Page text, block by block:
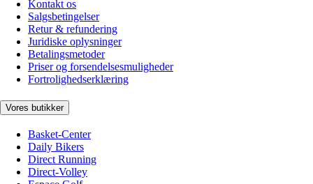
Kontakt os
Salgsbetingelser
Retur & refundering
Juridiske oplysninger
Betalingsmetoder
Priser og forsendelsesmuligheder
Fortrolighedserklæring
Vores butikker
Basket-Center
Daily Bikers
Direct Running
Direct-Volley